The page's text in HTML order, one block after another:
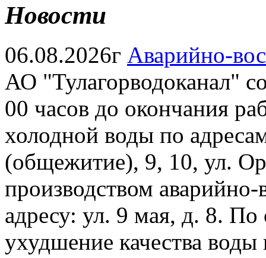
Новости
06.08.2026г Аварийно-
АО "Тулагорводоканал"
00 часов до окончания
холодной воды по
(общежитие), 9, 10, ул.
производством
адресу: ул. 9 мая, д. 8.
ухудшение качества